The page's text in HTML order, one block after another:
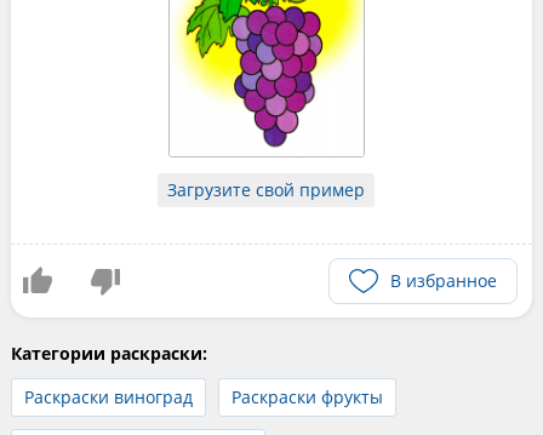
Загрузите свой пример
В избранное
Категории раскраски:
Раскраски виноград
Раскраски фрукты